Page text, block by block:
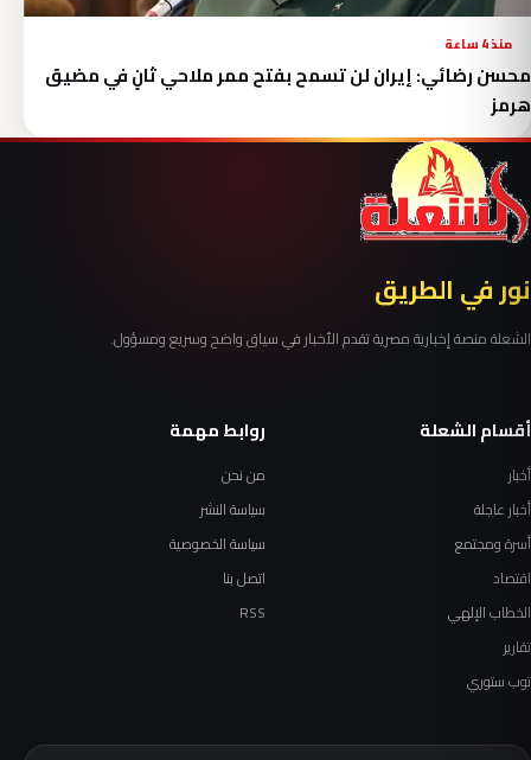
منذ 4 ساعة
محسن رضائي: إيران لن تسمح بفتح ممر ملاحي ثانٍ في مضيق
هرمز
نور في الطريق
الشعلة منصة إخبارية مصرية تقدم الأخبار في سياق واضح وسريع ومسؤول.
أقسام الشعلة
أخبار
أخبار عاجلة
أسرة ومجتمع
اقتصاد
الخطاب الإلهي
تقارير
توب ستوري
روابط مهمة
من نحن
سياسة النشر
سياسة الخصوصية
اتصل بنا
RSS